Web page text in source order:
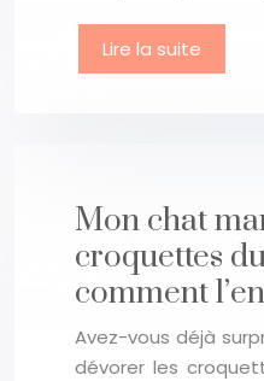
Lire la suite
Mon chat
croquettes
comment
Avez-vous déjà
dévorer les